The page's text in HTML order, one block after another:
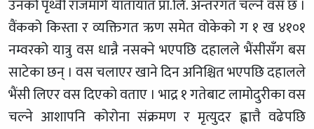
उनको पृथ्वी राजमार्ग यातायात प्रा.लि. अन्तरगत चल्ने वस छ ।
वैंकको किस्ता र व्यक्तिगत ऋण समेत वोकेको ग १ ख ४१०१
नम्वरको यात्रु वस धान्नै नसक्ने भएपछि दहालले भैंसीसँग बस
साटेका छन् । वस चलाएर खाने दिन अनिश्चित भएपछि दहालले
भैंसी लिएर वस दिएको वताए । भाद्र १ गतेबाट लामोदुरीका वस
चल्ने आशापनि कोरोना संक्रमण र मृत्युदर ह्वात्तै वढेपछि